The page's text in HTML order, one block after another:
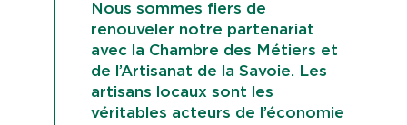
Nous sommes fiers de
renouveler notre partenariat
avec la Chambre des Métiers et
de l’Artisanat de la Savoie. Les
artisans locaux sont les
véritables acteurs de l’économie